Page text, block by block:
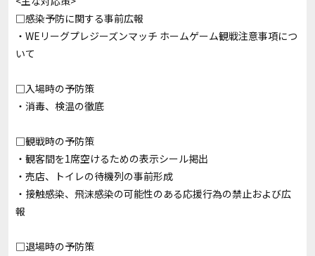
□感染予防に関する事前広報
・ WEリーグプレジーズンマッチ ホームゲーム観戦注意事項につ
いて
□入場時の予防策
・消毒、検温の徹底
□観戦時の予防策
・観客間を1席空けるための表示シール掲出
・売店、トイレの待機列の事前形成
・接触感染、飛沫感染の可能性のある応援行為の禁止および広
報
□退場時の予防策